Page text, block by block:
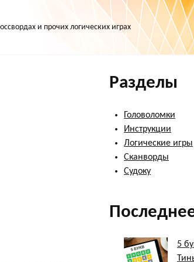
и прочих логических играх
Разделы
Головоломки
Инструкции
Логические игры
Сканворды
Судоку
5